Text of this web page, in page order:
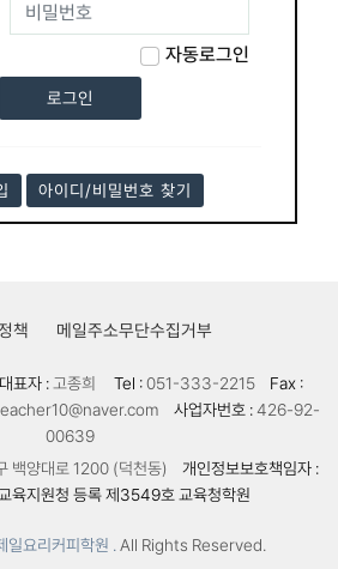
자동로그인
아이디/비밀번호 찾기
책 메일주소무단수집거부
대표자 :고종희 Tel : 051-333-2215
Fax :
사업자번호 :426-92-
00639
백양대로 1200 (덕천동)
개인정보보호책임자 :
육지원청 등록 제3549호 교육청학원
일요리커피학원 . All Rights Reserved.